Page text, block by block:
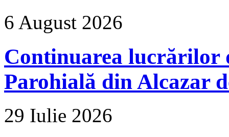
6 August 2026
Continuarea lucrărilor
Parohială din Alcazar
29 Iulie 2026